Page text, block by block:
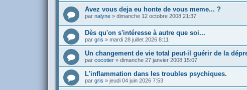
Avez vous deja eu honte de vous meme... ?
par nalyne » dimanche 12 octobre 2008 21:37
Dès qu'on s'intéresse à autre que soi...
par gris » mardi 28 juillet 2026 8:11
Un changement de vie total peut-il guérir de la
par cocotier » dimanche 27 janvier 2008 15:07
L'inflammation dans les troubles psychiques.
par gris » jeudi 04 juin 2026 7:53